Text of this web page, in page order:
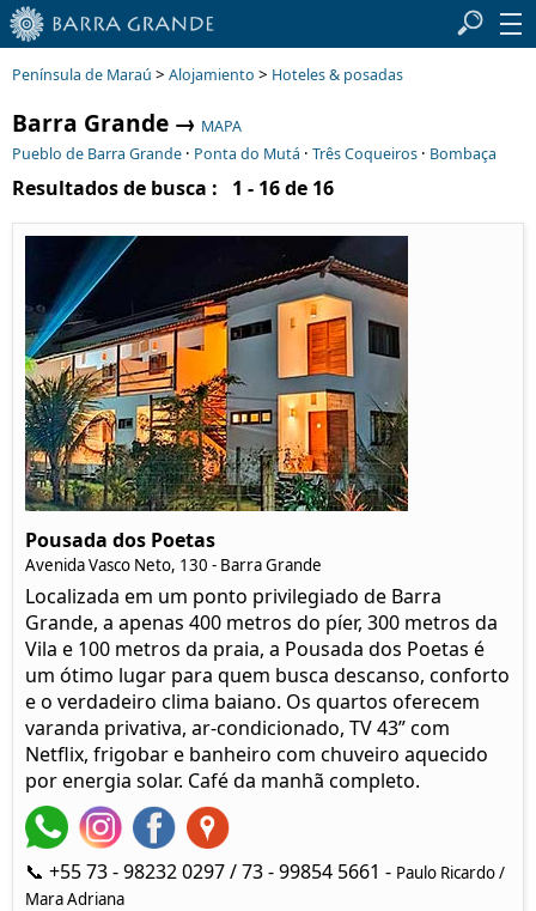
Península de Maraú > Alojamiento > Hoteles & posadas
Barra Grande → MAPA
Pueblo de Barra Grande · Ponta do Mutá · Três Coqueiros · Bombaça
Resultados de busca : 1 - 16 de 16
Pousada dos Poetas
Avenida Vasco Neto, 130 - Barra Grande
Localizada em um ponto privilegiado de Barra
Grande, a apenas 400 metros do píer, 300 metros da
Vila e 100 metros da praia, a Pousada dos Poetas é
um ótimo lugar para quem busca descanso, conforto
e o verdadeiro clima baiano. Os quartos oferecem
varanda privativa, ar-condicionado, TV 43” com
Netflix, frigobar e banheiro com chuveiro aquecido
por energia solar. Café da manhã completo.
📞 +55 73 - 98232 0297 / 73 - 99854 5661 - Paulo Ricardo /
Mara Adriana